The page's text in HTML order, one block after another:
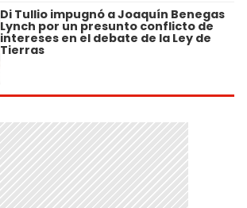
Di Tullio impugnó a Joaquín Benegas
Lynch por un presunto conflicto de
intereses en el debate de la Ley de
Tierras